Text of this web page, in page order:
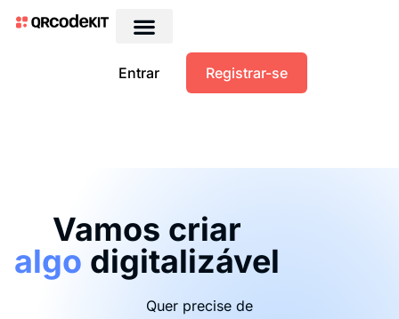
Entrar Registrar-se
Vamos criar
algo digitalizável
Quer precise de